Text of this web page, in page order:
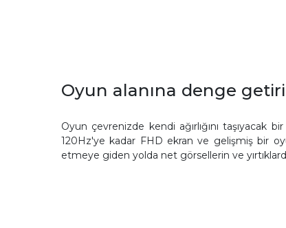
Oyun alanına denge
Oyun çevrenizde kendi ağırlığını
120Hz'ye kadar FHD ekran ve gelişmiş bir
etmeye giden yolda net görsellerin ve